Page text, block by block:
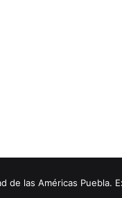
las Américas Puebla.